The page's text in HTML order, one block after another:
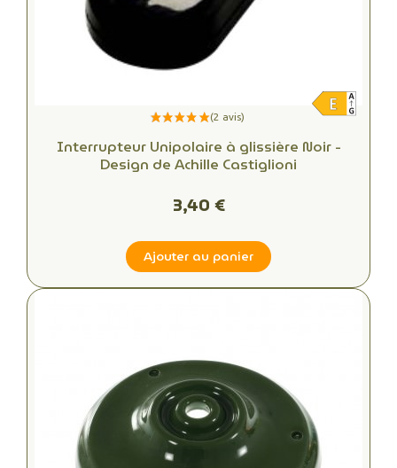
Interrupteur Unipolaire à glissière Noir -
Design de Achille Castiglioni
3,40 €
Ajouter au panier